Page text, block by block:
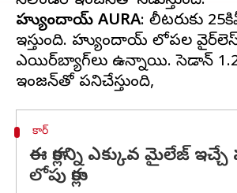
హ్యుందాయ్ AURA: లీటరుకు
ఇస్తుంది. హ్యుందాయ్ లోపల వైర్‌లెస్
ఎయిర్‌బ్యాగ్‌లు ఉన్నాయి. సెడాన్
కార్
ఈ కార్లన్ని ఎక్కువ మైలేజ్ ఇచ్చే
లోపు కార్లు